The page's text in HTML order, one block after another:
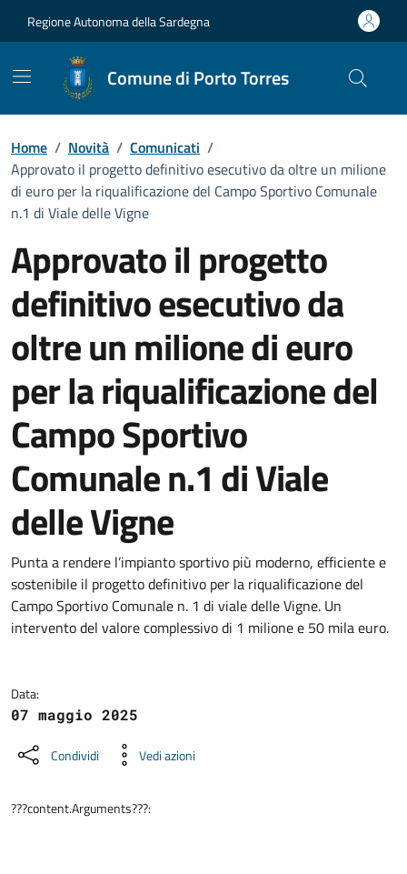
Regione Autonoma della Sardegna
Comune di Porto Torres
Home / Novità / Comunicati /
Approvato il progetto definitivo esecutivo da oltre un milione
di euro per la riqualificazione del Campo Sportivo Comunale
n.1 di Viale delle Vigne
Approvato il progetto
definitivo esecutivo da
oltre un milione di euro
per la riqualificazione del
Campo Sportivo
Comunale n.1 di Viale
delle Vigne
Dettagli della notizia
Punta a rendere l’impianto sportivo più moderno, efficiente e
sostenibile il progetto definitivo per la riqualificazione del
Campo Sportivo Comunale n. 1 di viale delle Vigne. Un
intervento del valore complessivo di 1 milione e 50 mila euro.
Data:
07 maggio 2025
Condividi Vedi azioni
???content.Arguments???: